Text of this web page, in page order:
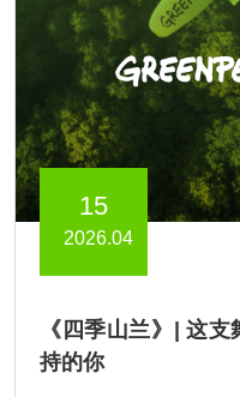
15
2026.04
《四季山兰》| 这
持的你